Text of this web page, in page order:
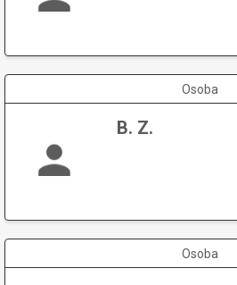
Osoba
B. Z.
Osoba